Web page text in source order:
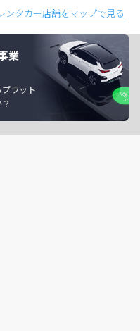
タカー店舗をマップで見る
業
ラット